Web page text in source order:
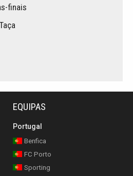
finais
EQUIPAS
Portugal
Benfica
FC Porto
Sporting